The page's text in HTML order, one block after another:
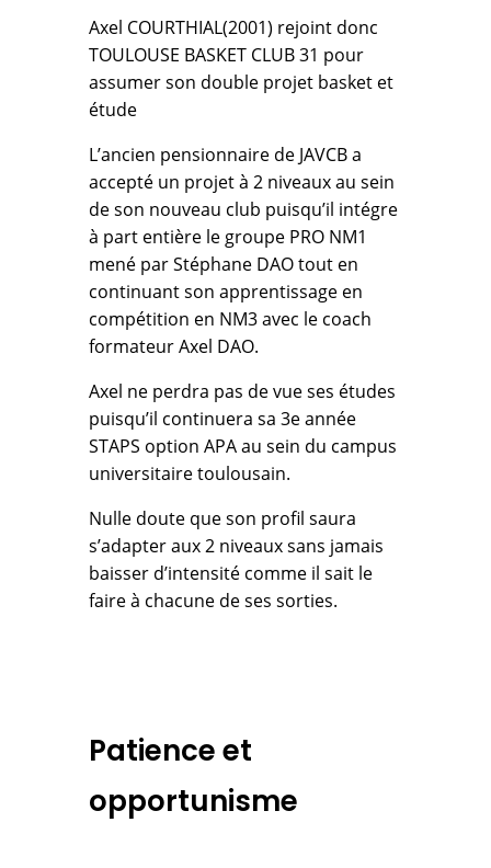
Axel COURTHIAL(2001) rejoint donc
TOULOUSE BASKET CLUB 31 pour
assumer son double projet basket et
étude
L’ancien pensionnaire de JAVCB a
accepté un projet à 2 niveaux au sein
de son nouveau club puisqu’il intégre
à part entière le groupe PRO NM1
mené par Stéphane DAO tout en
continuant son apprentissage en
compétition en NM3 avec le coach
formateur Axel DAO.
Axel ne perdra pas de vue ses études
puisqu’il continuera sa 3e année
STAPS option APA au sein du campus
universitaire toulousain.
Nulle doute que son profil saura
s’adapter aux 2 niveaux sans jamais
baisser d’intensité comme il sait le
faire à chacune de ses sorties.
Patience et
opportunisme